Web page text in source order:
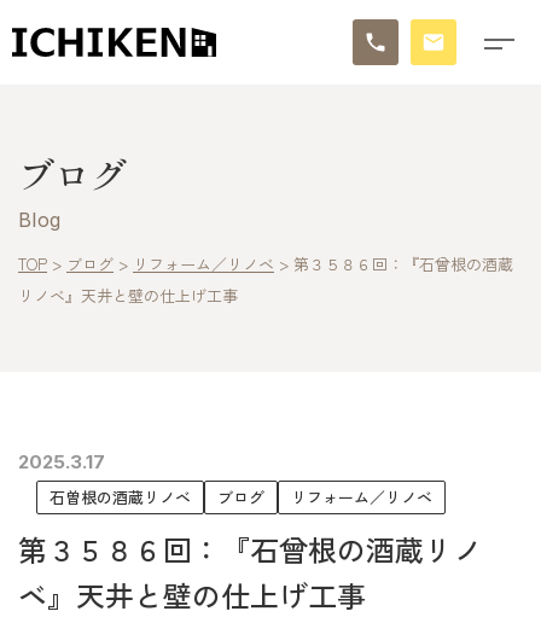
ブログ
施工事例
太陽に素直な家
未来に住み継ぐ平屋
会社情報
ブログ
Blog
TOP > ブログ > リフォーム／リノベ > 第３５８６回：『石曾根の酒蔵
リノベ』天井と壁の仕上げ工事
2025.3.17
石曽根の酒蔵リノベ
ブログ リフォーム／リノベ
第３５８６回：『石曾根の酒蔵リノ
ベ』天井と壁の仕上げ工事